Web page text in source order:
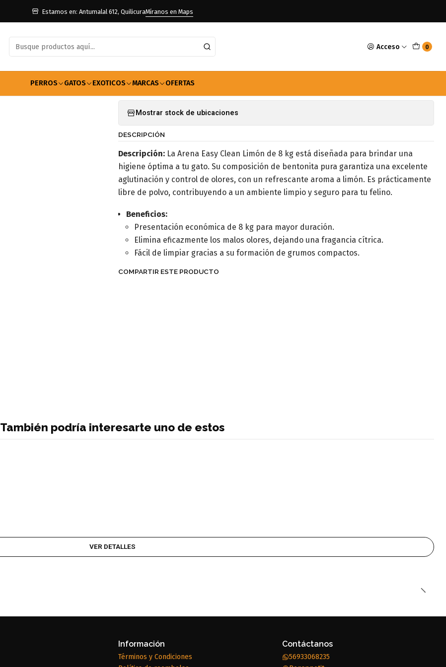
Acceso 0
PERROS GATOS EXOTICOS MARCAS OFERTAS
Estamos en: Antumalal 612, QuilicuraMíranos en Maps
Gatos Farmacia Gatos Arenas Arena Easy Clean Limón 8kg
Arena Easy Clean Limón 8kg
Agregar a la lista de favoritos
Mostrar stock de ubicaciones
DESCRIPCIÓN
Descripción: La Arena Easy Clean Limón de 8 kg está diseñada para brindar una
higiene óptima a tu gato. Su composición de bentonita pura garantiza una excelente
aglutinación y control de olores, con un refrescante aroma a limón. Es prácticamente
libre de polvo, contribuyendo a un ambiente limpio y seguro para tu felino.
Beneficios:
Presentación económica de 8 kg para mayor duración.
Elimina eficazmente los malos olores, dejando una fragancia cítrica.
Fácil de limpiar gracias a su formación de grumos compactos.
COMPARTIR ESTE PRODUCTO
También podría interesarte uno de estos
VER DETALLES
Información
Términos y Condiciones
Contáctanos
56933068235